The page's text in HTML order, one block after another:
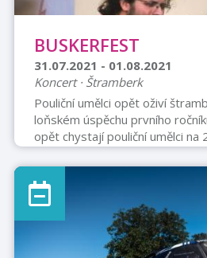
BUSKERFEST
31.07.2021 - 01.08.2021
Koncert · Štramberk
Pouliční umělci opět oživí
loňském úspěchu prvního
opět chystají pouliční umělci na
Buskerfest. O prostředním
7. – 1. 8. ožijí štramberské
žánrů, ale narazíte také na
kreslíře a možná i na „živou
ne někde v sále, jak by se
svébytnou disciplínou. Už
žebrání, naopak: na ul ...